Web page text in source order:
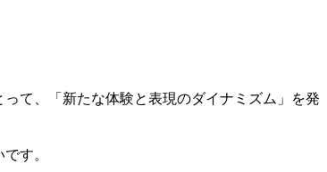
て、「新たな体験と表現のダイナミズム」を発
す。